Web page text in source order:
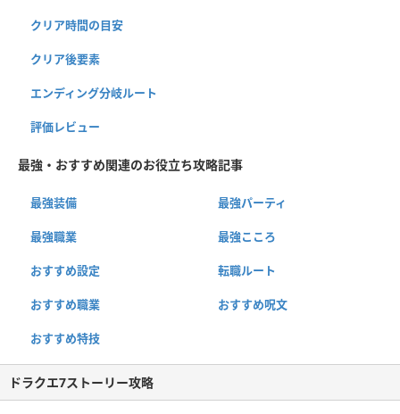
クリア時間の目安
クリア後要素
エンディング分岐ルート
評価レビュー
最強・おすすめ関連のお役立ち攻略記事
最強装備 最強パーティ
最強職業 最強こころ
おすすめ設定 転職ルート
おすすめ職業 おすすめ呪文
おすすめ特技
ドラクエ7ストーリー攻略